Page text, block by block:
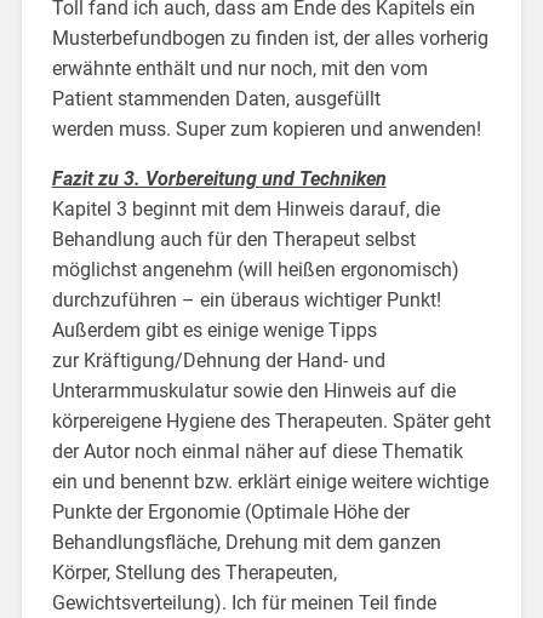
Toll fand ich auch, dass am Ende des Kapitels ein
Musterbefundbogen zu finden ist, der alles vorherig
erwähnte enthält und nur noch, mit den vom
Patient stammenden Daten, ausgefüllt
werden muss. Super zum kopieren und anwenden!
Fazit zu 3. Vorbereitung und Techniken
Kapitel 3 beginnt mit dem Hinweis darauf, die
Behandlung auch für den Therapeut selbst
möglichst angenehm (will heißen ergonomisch)
durchzuführen – ein überaus wichtiger Punkt!
Außerdem gibt es einige wenige Tipps
zur Kräftigung/Dehnung der Hand- und
Unterarmmuskulatur sowie den Hinweis auf die
körpereigene Hygiene des Therapeuten. Später geht
der Autor noch einmal näher auf diese Thematik
ein und benennt bzw. erklärt einige weitere wichtige
Punkte der Ergonomie (Optimale Höhe der
Behandlungsfläche, Drehung mit dem ganzen
Körper, Stellung des Therapeuten,
Gewichtsverteilung). Ich für meinen Teil finde